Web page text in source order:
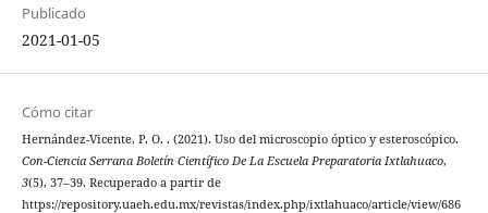
Publicado
2021-01-05
Cómo citar
Hernández-Vicente, P. O. . (2021). Uso del microscopio óptico y esteroscópico.
Con-Ciencia Serrana Boletín Científico De La Escuela Preparatoria Ixtlahuaco,
3(5), 37–39. Recuperado a partir de
https://repository.uaeh.edu.mx/revistas/index.php/ixtlahuaco/article/view/686